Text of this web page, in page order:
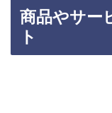
商品やサー
ト